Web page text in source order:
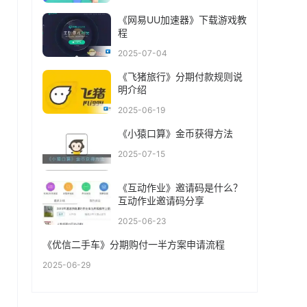
《网易UU加速器》下载游戏教
程
2025-07-04
《飞猪旅行》分期付款规则说
明介绍
2025-06-19
《小猿口算》金币获得方法
2025-07-15
《互动作业》邀请码是什么？
互动作业邀请码分享
2025-06-23
《优信二手车》分期购付一半方案申请流程
2025-06-29